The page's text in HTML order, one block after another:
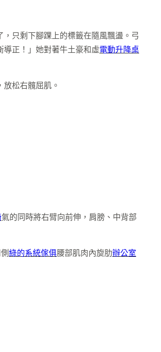
只剩下腳踝上的標籤在隨風飄盪。弓
導正！」她對著牛土豪和虛電動升降桌
松右髖屈肌。
氣的同時將右臂向前伸，肩膀、中背部
綠的系統傢俱腰部肌肉內旋肋辦公室